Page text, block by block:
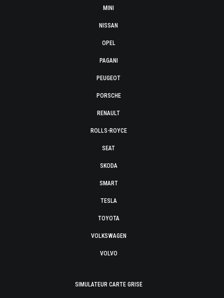
MINI
NISSAN
OPEL
PAGANI
PEUGEOT
PORSCHE
RENAULT
ROLLS-ROYCE
SEAT
SKODA
SMART
TESLA
TOYOTA
VOLKSWAGEN
VOLVO
SIMULATEUR CARTE GRISE